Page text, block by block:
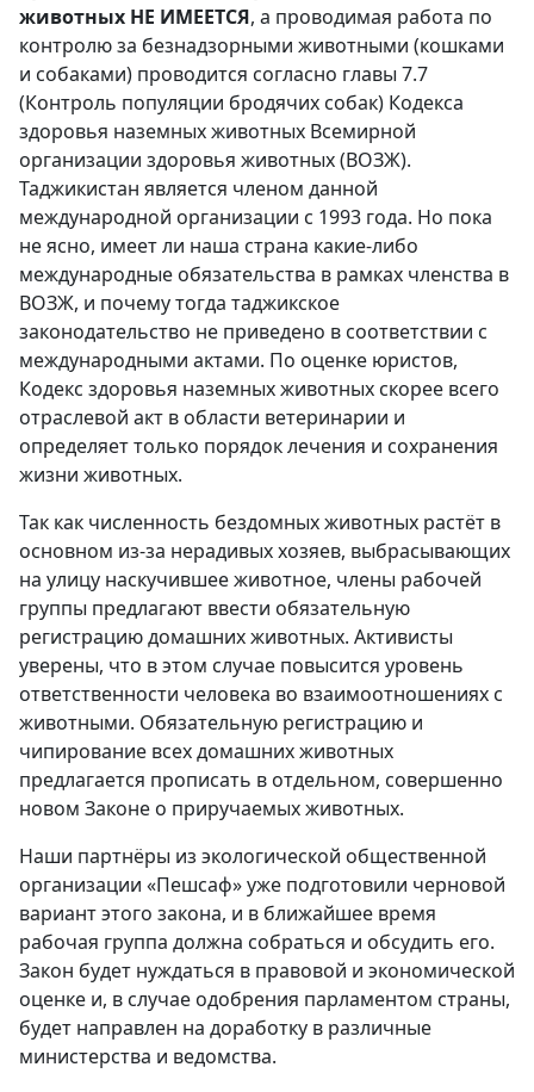
животных НЕ ИМЕЕТСЯ, а проводимая работа по
контролю за безнадзорными животными (кошками
и собаками) проводится согласно главы 7.7
(Контроль популяции бродячих собак) Кодекса
здоровья наземных животных Всемирной
организации здоровья животных (ВОЗЖ).
Таджикистан является членом данной
международной организации с 1993 года. Но пока
не ясно, имеет ли наша страна какие-либо
международные обязательства в рамках членства в
ВОЗЖ, и почему тогда таджикское
законодательство не приведено в соответствии с
международными актами. По оценке юристов,
Кодекс здоровья наземных животных скорее всего
отраслевой акт в области ветеринарии и
определяет только порядок лечения и сохранения
жизни животных.
Так как численность бездомных животных растёт в
основном из-за нерадивых хозяев, выбрасывающих
на улицу наскучившее животное, члены рабочей
группы предлагают ввести обязательную
регистрацию домашних животных. Активисты
уверены, что в этом случае повысится уровень
ответственности человека во взаимоотношениях с
животными. Обязательную регистрацию и
чипирование всех домашних животных
предлагается прописать в отдельном, совершенно
новом Законе о приручаемых животных.
Наши партнёры из экологической общественной
организации «Пешсаф» уже подготовили черновой
вариант этого закона, и в ближайшее время
рабочая группа должна собраться и обсудить его.
Закон будет нуждаться в правовой и экономической
оценке и, в случае одобрения парламентом страны,
будет направлен на доработку в различные
министерства и ведомства.